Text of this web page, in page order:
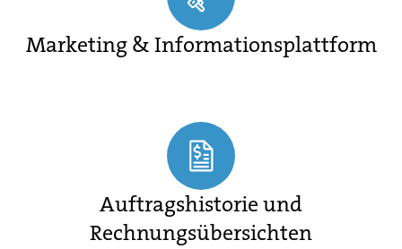
Marketing & Informationsplattform
Auftragshistorie und
Rechnungsübersichten